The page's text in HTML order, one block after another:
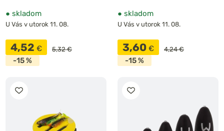
● skladom
U Vás v utorok 11. 08.
4,52 € 5,32 €
-15 %
● skladom
U Vás v utorok 11. 08.
3,60 € 4,24 €
-15 %